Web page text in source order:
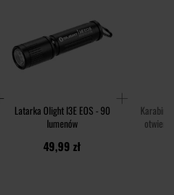
Latarka Olight I3E EOS - 90
lumenów
49,99 zł